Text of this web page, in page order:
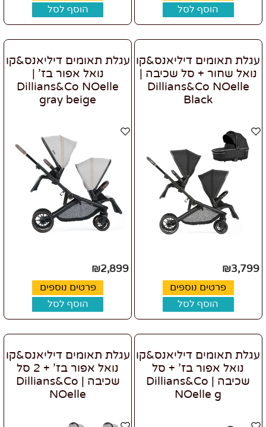
הוסף לסל
הוסף לסל
עגלת תאומים דיליאנס&קו
נואל שחור + סל שכיבה |
Dillians&Co NOelle
Black
₪3,799
פרטים נוספים
הוסף לסל
עגלת תאומים דיליאנס&קו
נואל אפור בז' |
Dillians&Co NOelle
gray beige
₪2,899
פרטים נוספים
הוסף לסל
עגלת תאומים דיליאנס&קו
נואל אפור בז' + סל
שכיבה | Dillians&Co
NOelle g
עגלת תאומים דיליאנס&קו
נואל אפור בז' + 2 סל
שכיבה | Dillians&Co
NOelle